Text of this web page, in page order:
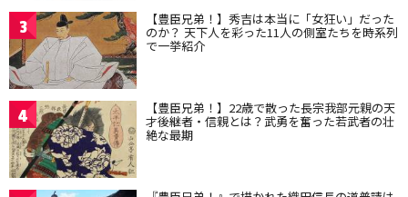
3 【豊臣兄弟！】秀吉は本当に「女狂い」だった
のか？ 天下人を彩った11人の側室たちを時系列
で一挙紹介
4 【豊臣兄弟！】22歳で散った長宗我部元親の天
才後継者・信親とは？武勇を奮った若武者の壮
絶な最期